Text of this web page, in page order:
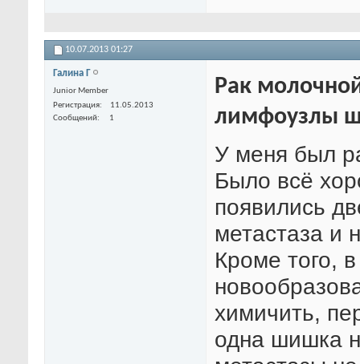
10.07.2013 01:27
Галина Г
Junior Member
Регистрация
11.05.2013
Сообщений
1
Рак
лимфоузлы
У меня был
Было всё
появились
метастаза и
Кроме того,
химичить,
одна шишка